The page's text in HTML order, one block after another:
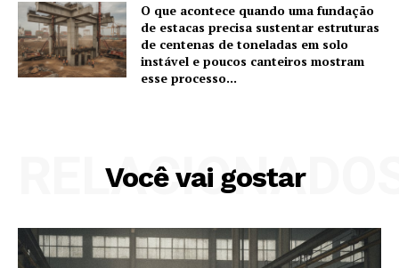
O que acontece quando uma fundação
de estacas precisa sustentar estruturas
de centenas de toneladas em solo
instável e poucos canteiros mostram
esse processo...
Você vai gostar